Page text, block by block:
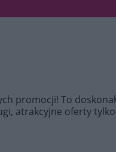
promocji! To
atrakcyjne oferty